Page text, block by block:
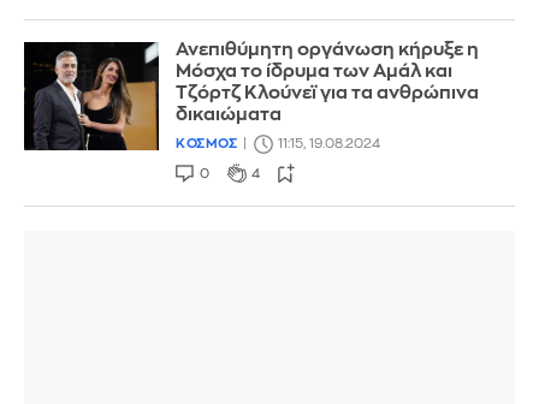
Ανεπιθύμητη οργάνωση κήρυξε η
Μόσχα το ίδρυμα των Αμάλ και
Τζόρτζ Κλούνεϊ για τα ανθρώπινα
δικαιώματα
ΚΟΣΜΟΣ 11:15, 19.08.2024
0 4